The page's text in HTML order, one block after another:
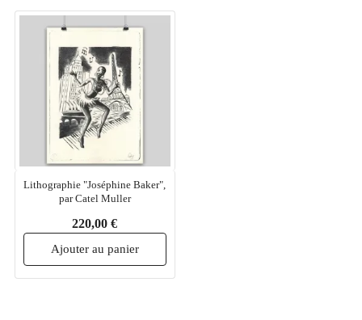
Lithographie "Joséphine Baker",
par Catel Muller
220,00 €
Ajouter au panier